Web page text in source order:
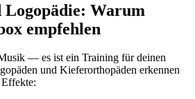
Logopädie: Warum
empfehlen
— es ist ein Training für deinen
und Kieferorthopäden erkennen